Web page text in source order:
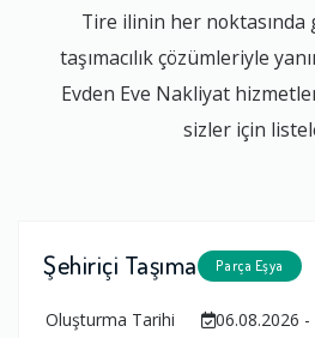
Tire ilinin her noktasında
taşımacılık çözümleriyle
Evden Eve Nakliyat
sizler için
Şehiriçi Taşıma Parça Eşya
Oluşturma Tarihi 06.08.2026 -